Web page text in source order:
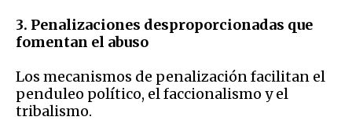
3. Penalizaciones desproporcionadas que
fomentan el abuso
Los mecanismos de penalización facilitan el
penduleo político, el faccionalismo y el
tribalismo.